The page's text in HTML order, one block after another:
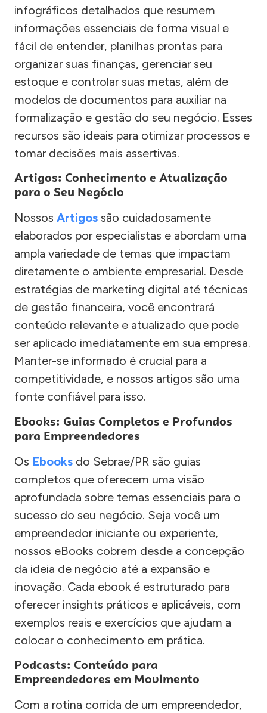
infográficos detalhados que resumem
informações essenciais de forma visual e
fácil de entender, planilhas prontas para
organizar suas finanças, gerenciar seu
estoque e controlar suas metas, além de
modelos de documentos para auxiliar na
formalização e gestão do seu negócio. Esses
recursos são ideais para otimizar processos e
tomar decisões mais assertivas.
Artigos: Conhecimento e Atualização
para o Seu Negócio
Nossos Artigos são cuidadosamente
elaborados por especialistas e abordam uma
ampla variedade de temas que impactam
diretamente o ambiente empresarial. Desde
estratégias de marketing digital até técnicas
de gestão financeira, você encontrará
conteúdo relevante e atualizado que pode
ser aplicado imediatamente em sua empresa.
Manter-se informado é crucial para a
competitividade, e nossos artigos são uma
fonte confiável para isso.
Ebooks: Guias Completos e Profundos
para Empreendedores
Os Ebooks do Sebrae/PR são guias
completos que oferecem uma visão
aprofundada sobre temas essenciais para o
sucesso do seu negócio. Seja você um
empreendedor iniciante ou experiente,
nossos eBooks cobrem desde a concepção
da ideia de negócio até a expansão e
inovação. Cada ebook é estruturado para
oferecer insights práticos e aplicáveis, com
exemplos reais e exercícios que ajudam a
colocar o conhecimento em prática.
Podcasts: Conteúdo para
Empreendedores em Movimento
Com a rotina corrida de um empreendedor,